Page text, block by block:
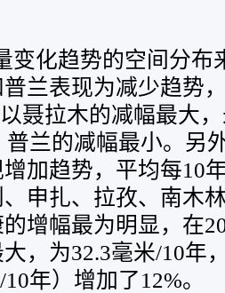
变化趋势的空间分布
兰表现为减少趋势
聂拉木的减幅最大
普兰的减幅最小。另
加趋势，平均每10
申扎、拉孜、南木
增幅最为明显，在
，为32.3毫米/10年
年）增加了12%。